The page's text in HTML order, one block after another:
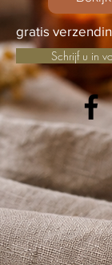
gratis
Schrijf u in